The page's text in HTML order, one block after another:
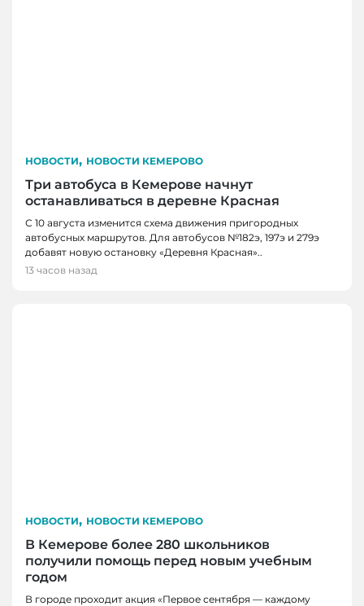
НОВОСТИ, НОВОСТИ КЕМЕРОВО
Три автобуса в Кемерове начнут
останавливаться в деревне Красная
С 10 августа изменится схема движения пригородных
автобусных маршрутов. Для автобусов №182э, 197э и 279э
добавят новую остановку «Деревня Красная»..
13 часов назад
НОВОСТИ, НОВОСТИ КЕМЕРОВО
В Кемерове более 280 школьников
получили помощь перед новым учебным
годом
В городе проходит акция «Первое сентября — каждому